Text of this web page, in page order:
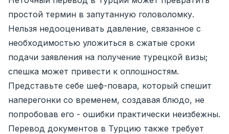
простой термин в запутанную головоломку.
Нельзя недооценивать давление, связанное с
необходимостью уложиться в сжатые сроки
подачи заявления на получение турецкой визы;
спешка может привести к оплошностям.
Представьте себе шеф-повара, который спешит
наперегонки со временем, создавая блюдо, не
попробовав его - ошибки практически неизбежны.
Перевод документов в Турцию также требует